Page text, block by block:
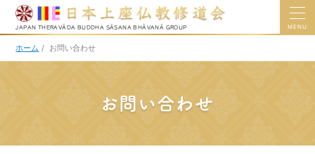
JAPAN THERAVĀDA BUDDHA SĀSANA BHĀVANĀ GROUP MENU
ホーム / お問い合わせ
お問い合わせ